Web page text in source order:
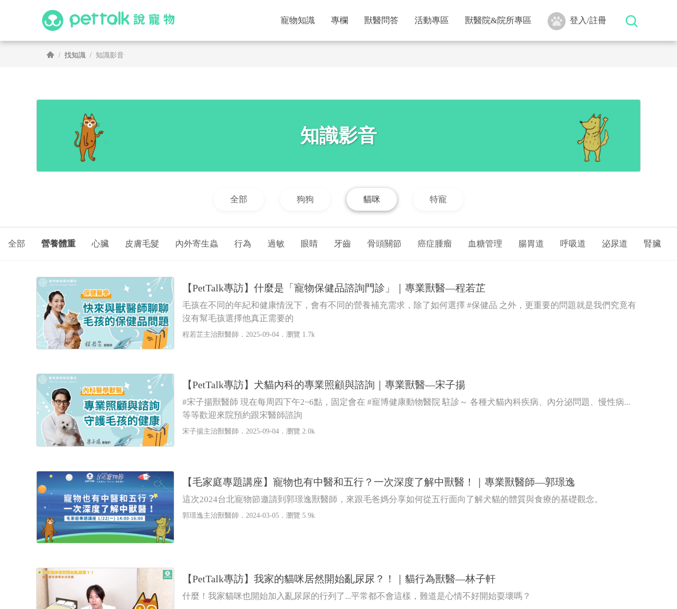
寵物知識 專欄 獸醫問答 活動專區 獸醫院&院所專區 登入/註冊
找知識 知識影音
知識影音
全部 狗狗 貓咪 特寵
全部 營養體重 心臟 皮膚毛髮 內外寄生蟲 行為 過敏 眼睛 牙齒 骨頭關節 癌症腫瘤 血糖管理 腸胃道 呼吸道 泌尿道 腎臟
【PetTalk專訪】什麼是「寵物保健品諮詢門診」｜專業獸醫—程若芷
毛孩在不同的年紀和健康情況下，會有不同的營養補充需求，除了如何選擇 #保健品 之外，更重要的問題就是我們究竟有
沒有幫毛孩選擇他真正需要的
程若芷主治獸醫師 ．2025-09-04． 瀏覽 1.7k
【PetTalk專訪】犬貓內科的專業照顧與諮詢｜專業獸醫—宋子揚
#宋子揚獸醫師 現在每周四下午2~6點，固定會在 #寵博健康動物醫院 駐診～ 各種犬貓內科疾病、內分泌問題、慢性病...
等等歡迎來院預約跟宋醫師諮詢
宋子揚主治獸醫師 ．2025-09-04． 瀏覽 2.0k
【毛家庭專題講座】寵物也有中醫和五行？一次深度了解中獸醫！｜專業獸醫師—郭璟逸
這次2024台北寵物節邀請到郭璟逸獸醫師，來跟毛爸媽分享如何從五行面向了解犬貓的體質與食療的基礎觀念。
郭璟逸主治獸醫師 ．2024-03-05． 瀏覽 5.9k
【PetTalk專訪】我家的貓咪居然開始亂尿尿？！｜貓行為獸醫—林子軒
什麼！我家貓咪也開始加入亂尿尿的行列了...平常都不會這樣，難道是心情不好開始耍壞嗎？